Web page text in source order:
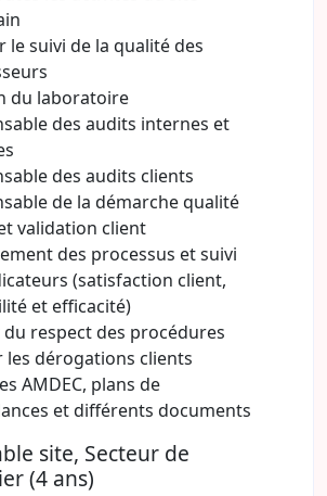
le suivi de la qualité des
du laboratoire
des audits internes et
des audits clients
de la démarche qualité
validation client
des processus et suivi
(satisfaction client,
et efficacité)
du respect des procédures
les dérogations clients
AMDEC, plans de
et différents documents
site, Secteur de
(4 ans)